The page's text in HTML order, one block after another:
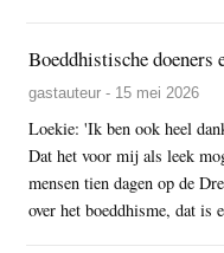
Boeddhistische doeners
gastauteur - 15 mei 2026
Loekie: 'Ik ben ook heel
Dat het voor mij als leek
mensen tien dagen op de
over het boeddhisme, dat is